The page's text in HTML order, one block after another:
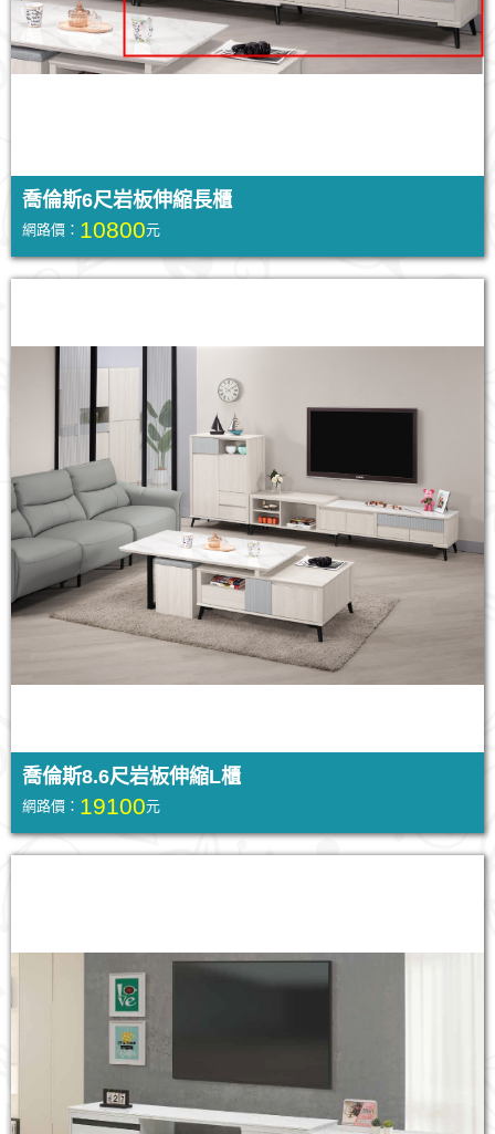
喬倫斯6尺岩板伸縮長櫃
網路價： 10800元
喬倫斯8.6尺岩板伸縮L櫃
網路價： 19100元